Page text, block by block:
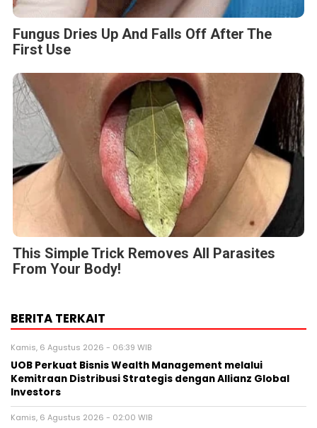
Fungus Dries Up And Falls Off After The
First Use
This Simple Trick Removes All Parasites
From Your Body!
BERITA TERKAIT
Kamis, 6 Agustus 2026 - 06:39 WIB
UOB Perkuat Bisnis Wealth Management melalui
Kemitraan Distribusi Strategis dengan Allianz Global
Investors
Kamis, 6 Agustus 2026 - 02:00 WIB